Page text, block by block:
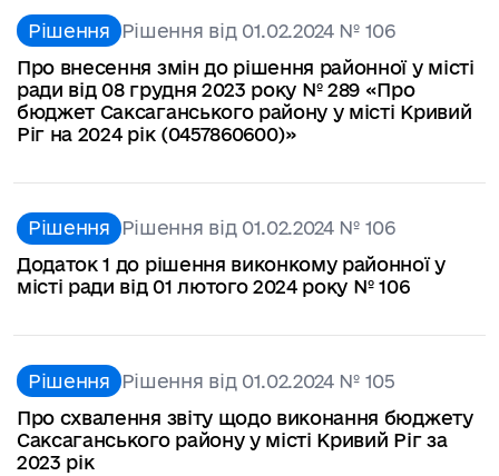
Рішення Рішення від 01.02.2024 № 106
Про внесення змін до рішення районної у місті
ради від 08 грудня 2023 року № 289 «Про
бюджет Саксаганського району у місті Кривий
Ріг на 2024 рік (0457860600)»
Рішення Рішення від 01.02.2024 № 106
Додаток 1 до рішення виконкому районної у
місті ради від 01 лютого 2024 року № 106
Рішення Рішення від 01.02.2024 № 105
Про схвалення звіту щодо виконання бюджету
Саксаганського району у місті Кривий Ріг за
2023 рік